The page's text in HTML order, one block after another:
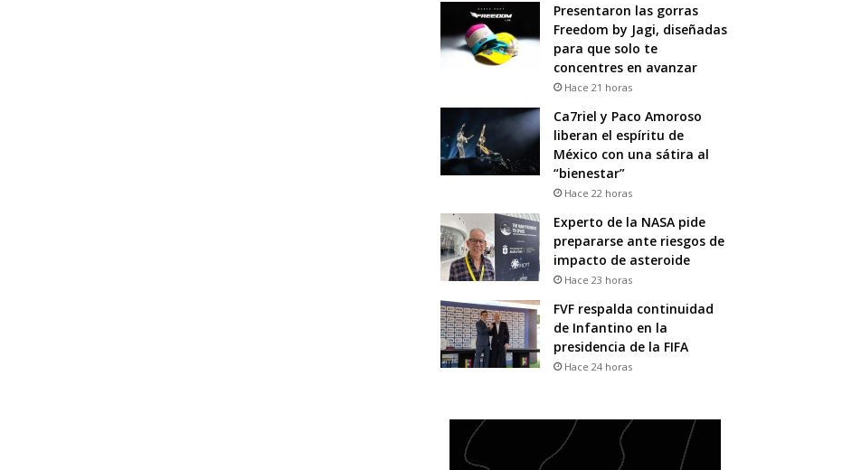
Presentaron las gorras
Freedom by Jagi, diseñadas
para que solo te
concentres en avanzar
Hace 21 horas
Ca7riel y Paco Amoroso
liberan el espíritu de
México con una sátira al
“bienestar”
Hace 22 horas
Experto de la NASA pide
prepararse ante riesgos de
impacto de asteroide
Hace 23 horas
FVF respalda continuidad
de Infantino en la
presidencia de la FIFA
Hace 24 horas